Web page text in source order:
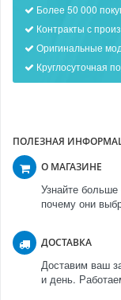
Более 50 000
Контракты с
Оригинальные
Круглосуточная
ПОЛЕЗНАЯ
О МАГАЗИНЕ
Узнайте
почему они
ДОСТАВКА
Доставим ваш
и день.